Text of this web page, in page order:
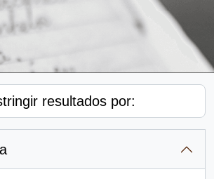
resultados por: